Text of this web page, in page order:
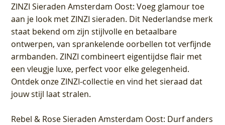
ZINZI Sieraden Amsterdam Oost: Voeg glamour toe
aan je look met ZINZI sieraden. Dit Nederlandse merk
staat bekend om zijn stijlvolle en betaalbare
ontwerpen, van sprankelende oorbellen tot verfijnde
armbanden. ZINZI combineert eigentijdse flair met
een vleugje luxe, perfect voor elke gelegenheid.
Ontdek onze ZINZI-collectie en vind het sieraad dat
jouw stijl laat stralen.
Rebel & Rose Sieraden Amsterdam Oost: Durf anders